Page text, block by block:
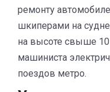
ремонту
шкиперами на
на высоте свыше
машиниста
поездов метро.